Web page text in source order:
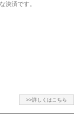
決済です。
>>詳しくはこちら